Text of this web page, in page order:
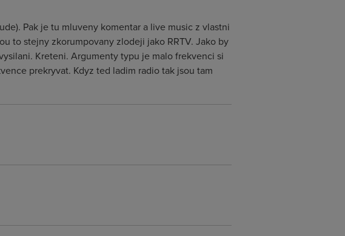
Pak je tu mluveny komentar a live music z vlastni
to stejny zkorumpovany zlodeji jako RRTV. Jako by
Kreteni. Argumenty typu je malo frekvenci si
prekryvat. Kdyz ted ladim radio tak jsou tam